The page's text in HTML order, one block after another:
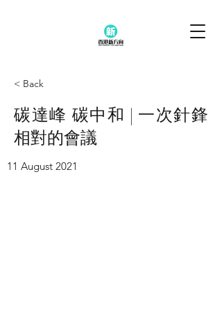
< Back
碳達峰 碳中和 | 一次針鋒
相對的會議
11 August 2021